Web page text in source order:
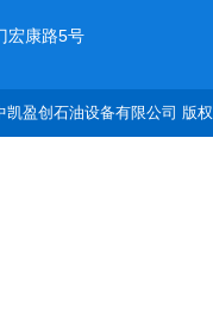
宏康路5号
凯盈创石油设备有限公司 版